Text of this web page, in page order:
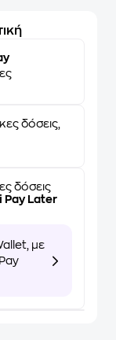
δόσεις,
δόσεις
Pay Later
με